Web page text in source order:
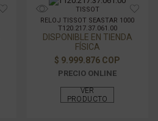
TISSOT
RELOJ TISSOT SEASTAR 1000
T120.217.37.061.00
$ 9.999.876 COP
DISPONIBLE EN TIENDA
FÍSICA
PRECIO ONLINE
VER
PRODUCTO